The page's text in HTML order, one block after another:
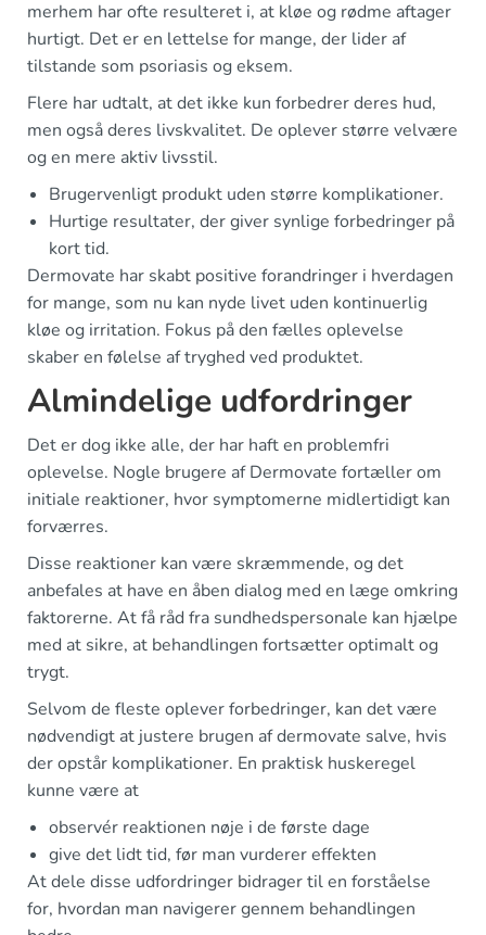
merhem har ofte resulteret i, at kløe og rødme aftager
hurtigt. Det er en lettelse for mange, der lider af
tilstande som psoriasis og eksem.
Flere har udtalt, at det ikke kun forbedrer deres hud,
men også deres livskvalitet. De oplever større velvære
og en mere aktiv livsstil.
Brugervenligt produkt uden større komplikationer.
Hurtige resultater, der giver synlige forbedringer på
kort tid.
Dermovate har skabt positive forandringer i hverdagen
for mange, som nu kan nyde livet uden kontinuerlig
kløe og irritation. Fokus på den fælles oplevelse
skaber en følelse af tryghed ved produktet.
Almindelige udfordringer
Det er dog ikke alle, der har haft en problemfri
oplevelse. Nogle brugere af Dermovate fortæller om
initiale reaktioner, hvor symptomerne midlertidigt kan
forværres.
Disse reaktioner kan være skræmmende, og det
anbefales at have en åben dialog med en læge omkring
faktorerne. At få råd fra sundhedspersonale kan hjælpe
med at sikre, at behandlingen fortsætter optimalt og
trygt.
Selvom de fleste oplever forbedringer, kan det være
nødvendigt at justere brugen af dermovate salve, hvis
der opstår komplikationer. En praktisk huskeregel
kunne være at
observér reaktionen nøje i de første dage
give det lidt tid, før man vurderer effekten
At dele disse udfordringer bidrager til en forståelse
for, hvordan man navigerer gennem behandlingen